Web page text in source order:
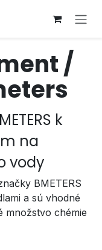
/
k
na
vody
BMETERS
a sú vhodné
množstvo chémie